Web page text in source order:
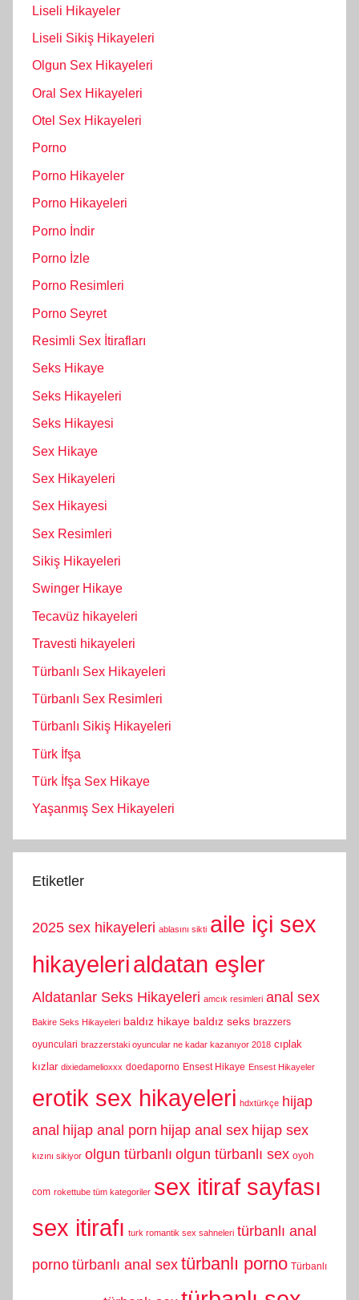
Liseli Hikayeler
Liseli Sikiş Hikayeleri
Olgun Sex Hikayeleri
Oral Sex Hikayeleri
Otel Sex Hikayeleri
Porno
Porno Hikayeler
Porno Hikayeleri
Porno İndir
Porno İzle
Porno Resimleri
Porno Seyret
Resimli Sex İtirafları
Seks Hikaye
Seks Hikayeleri
Seks Hikayesi
Sex Hikaye
Sex Hikayeleri
Sex Hikayesi
Sex Resimleri
Sikiş Hikayeleri
Swinger Hikaye
Tecavüz hikayeleri
Travesti hikayeleri
Türbanlı Sex Hikayeleri
Türbanlı Sex Resimleri
Türbanlı Sikiş Hikayeleri
Türk İfşa
Türk İfşa Sex Hikaye
Yaşanmış Sex Hikayeleri
Etiketler
2025 sex hikayeleri ablasını sikti aile içi sex
hikayelerialdatan eşler
Aldatanlar Seks Hikayeleri amcık resimleri anal sex
Bakire Seks Hikayeleri baldız hikaye baldız seks brazzers
oyunculari brazzerstaki oyuncular ne kadar kazanıyor 2018 cıplak
kızlar dixiedamelioxxx doedaporno Ensest Hikaye Ensest Hikayeler
erotik sex hikayeleri hdxtürkçe hijap
anal hijap anal porn hijap anal sex hijap sex
kızını sikiyor olgun türbanlı olgun türbanlı sex oyoh
com rokettube tüm kategoriler sex itiraf sayfası
sex itirafı turk romantik sex sahneleri türbanlı anal
porno türbanlı anal sex türbanlı porno Türbanlı